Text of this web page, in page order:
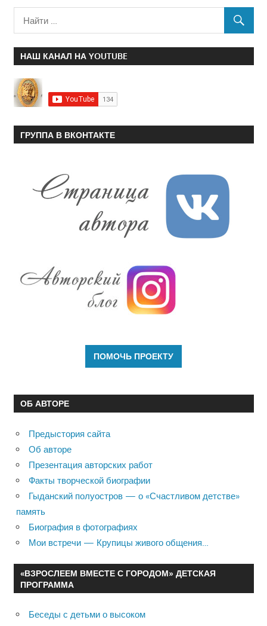
НАШ КАНАЛ НА YOUTUBE
ГРУППА В ВКОНТАКТЕ
ОБ АВТОРЕ
Предыстория сайта
Об авторе
Презентация авторских работ
Факты творческой биографии
Гыданский полуостров — о «Счастливом детстве»
память
Биография в фотографиях
Мои встречи — Крупицы живого общения…
«ВЗРОСЛЕЕМ ВМЕСТЕ С ГОРОДОМ» ДЕТСКАЯ
ПРОГРАММА
Беседы с детьми о высоком